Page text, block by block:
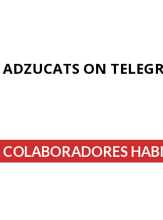
ADZUCATS ON
COLABORADORES